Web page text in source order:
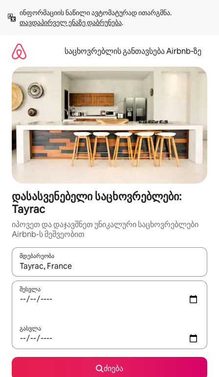
გადასვლა
თავდაპირველ ენაზე დაბრუნება.
საცხოვრებლის განთავსება Airbnb‑ზე
დასასვენებელი საცხოვრებლები:
Tayrac
იპოვეთ და დაჯავშნეთ უნიკალური საცხოვრებლები
Airbnb-ს მეშვეობით
მდებარეობა
როცა შედეგები ხელმისაწვდომი გახდება, ნავიგაციისთვის
შესვლა
გასვლა
ძიება